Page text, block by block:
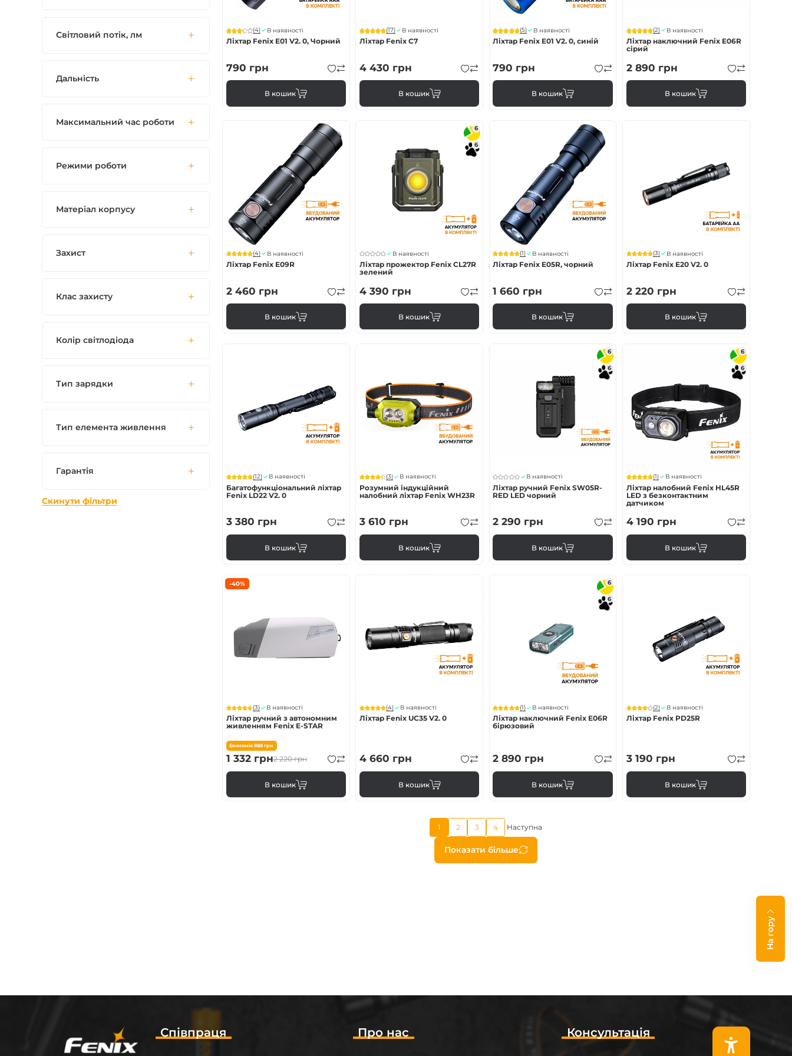
(4) В наявності
Ліхтар Fenix E01 V2. 0, Чорний
790 грн
В кошик
(17) В наявності
Ліхтар Fenix C7
4 430 грн
В кошик
(5) В наявності
Ліхтар Fenix E01 V2. 0, синій
790 грн
В кошик
(2) В наявності
Ліхтар наключний Fenix E06R
сірий
2 890 грн
В кошик
(4) В наявності
Ліхтар Fenix E09R
2 460 грн
В кошик
6
6
В наявності
Ліхтар прожектор Fenix CL27R
зелений
4 390 грн
В кошик
(1) В наявності
Ліхтар Fenix E05R, чорний
1 660 грн
В кошик
(3) В наявності
Ліхтар Fenix E20 V2. 0
2 220 грн
В кошик
(12) В наявності
Багатофункціональний ліхтар
Fenix LD22 V2. 0
3 380 грн
В кошик
(3) В наявності
Розумний індукційний
налобний ліхтар Fenix WH23R
3 610 грн
В кошик
6
6
В наявності
Ліхтар ручний Fenix SW05R-
RED LED чорний
2 290 грн
В кошик
6
6
(1) В наявності
Ліхтар налобний Fenix HL45R
LED з безконтактним
датчиком
4 190 грн
В кошик
-40%
(3) В наявності
Ліхтар ручний з автономним
живленням Fenix E-STAR
Економія888 грн
2 220грн
1 332грн
В кошик
(4) В наявності
Ліхтар Fenix UC35 V2. 0
4 660 грн
В кошик
6
6
(1) В наявності
Ліхтар наключний Fenix E06R
бірюзовий
2 890 грн
В кошик
(2) В наявності
Ліхтар Fenix PD25R
3 190 грн
В кошик
Розбивка
на
сторінки
Показати більше
Поточна
сторінка
1
Page
2
Page
3
Page
4
Наступна
сторінка
Наступна
Світловий потік, лм
Дальність
Максимальний час роботи
Режими роботи
Матеріал корпусу
Захист
Клас захисту
Колір світлодіода
Тип зарядки
Тип елемента живлення
Гарантія
Скинути фільтри
На гору
Про нас
Співпраця Консультація